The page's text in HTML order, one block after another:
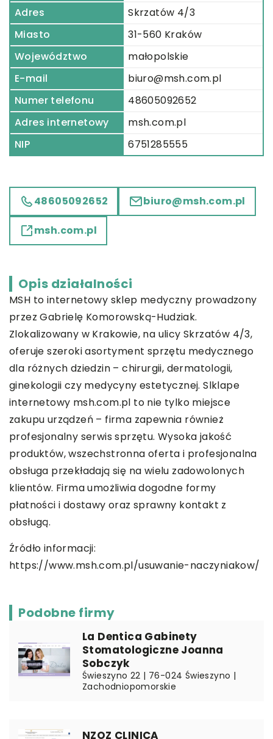
Adres
Skrzatów 4/3
Miasto
31-560 Kraków
Województwo
małopolskie
E-mail
biuro@msh.com.pl
Numer telefonu
48605092652
Adres internetowy
msh.com.pl
NIP
6751285555
48605092652 biuro@msh.com.pl
msh.com.pl
Opis działalności
MSH to internetowy sklep medyczny prowadzony
przez Gabrielę Komorowską-Hudziak.
Zlokalizowany w Krakowie, na ulicy Skrzatów 4/3,
oferuje szeroki asortyment sprzętu medycznego
dla różnych dziedzin – chirurgii, dermatologii,
ginekologii czy medycyny estetycznej. Slklape
internetowy msh.com.pl to nie tylko miejsce
zakupu urządzeń – firma zapewnia również
profesjonalny serwis sprzętu. Wysoka jakość
produktów, wszechstronna oferta i profesjonalna
obsługa przekładają się na wielu zadowolonych
klientów. Firma umożliwia dogodne formy
płatności i dostawy oraz sprawny kontakt z
obsługą.
Źródło informacji:
https://www.msh.com.pl/usuwanie-naczyniakow/
Podobne firmy
La Dentica Gabinety
Stomatologiczne Joanna
Sobczyk
Świeszyno 22 | 76-024 Świeszyno |
Zachodniopomorskie
NZOZ CLINICA